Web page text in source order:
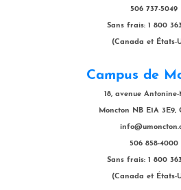
506 737-5049
Sans frais: 1 800
(Canada et États-
Campus de
18, avenue
Moncton NB E1A 3E9,
506 858-4000
Sans frais: 1 800
(Canada et États-